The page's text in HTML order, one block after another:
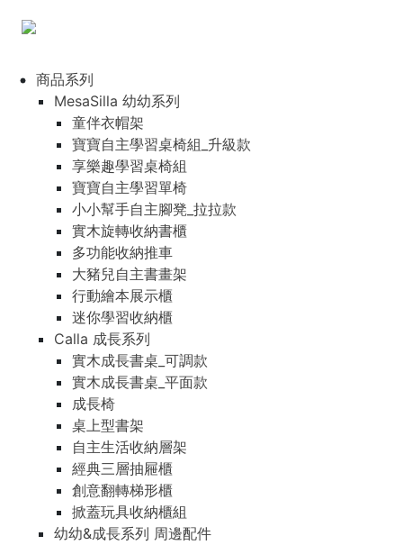
商品系列
MesaSilla 幼幼系列
童伴衣帽架
寶寶自主學習桌椅組_升級款
享樂趣學習桌椅組
寶寶自主學習單椅
小小幫手自主腳凳_拉拉款
實木旋轉收納書櫃
多功能收納推車
大豬兒自主書畫架
行動繪本展示櫃
迷你學習收納櫃
Calla 成長系列
實木成長書桌_可調款
實木成長書桌_平面款
成長椅
桌上型書架
自主生活收納層架
經典三層抽屜櫃
創意翻轉梯形櫃
掀蓋玩具收納櫃組
幼幼&成長系列 周邊配件